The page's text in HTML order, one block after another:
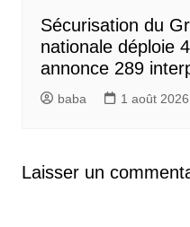
Sécurisation du
nationale déploie
annonce 289
baba 1 août 2026
Laisser un